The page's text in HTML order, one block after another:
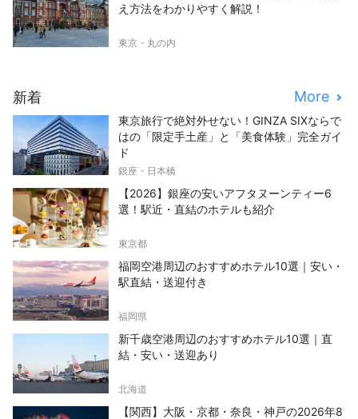
え方法をわかりやすく解説！
東京・丸の内
新着 More
東京旅行で絶対外せない！GINZA SIXならで
はの「限定手土産」と「美食体験」完全ガイ
ド
銀座・日本橋
【2026】銀座の安いアフタヌーンティー6
選！駅近・直結のホテルも紹介
東京都
福岡空港周辺のおすすめホテル10選｜安い・
駅直結・送迎付き
福岡県
新千歳空港周辺のおすすめホテル10選｜直
結・安い・送迎あり
北海道
【関西】大阪・京都・奈良・神戸の2026年8